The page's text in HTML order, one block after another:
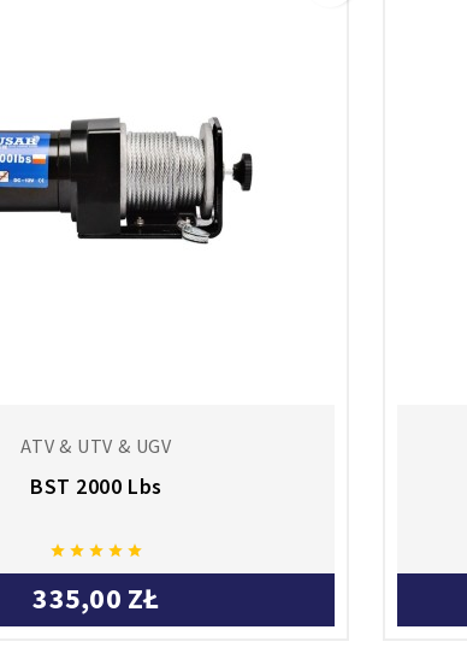
ATV & UTV & UGV
BST 2000 Lbs
    
335,00 ZŁ